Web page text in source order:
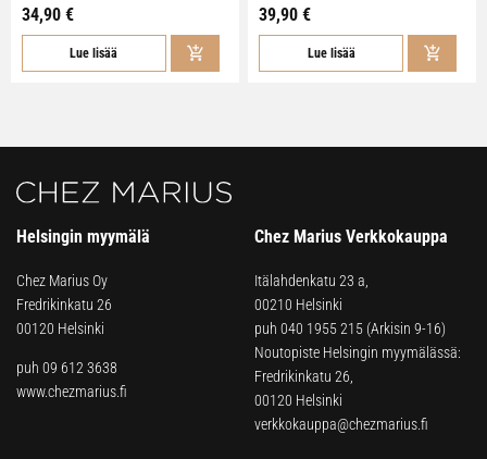
34,90 €
Lue lisää
39,90 €
Lue lisää
Helsingin myymälä
Chez Marius Oy
Fredrikinkatu 26
00120 Helsinki
puh 09 612 3638
www.chezmarius.fi
Chez Marius Verkkokauppa
Itälahdenkatu 23 a,
00210 Helsinki
puh 040 1955 215 (Arkisin 9-16)
Noutopiste Helsingin myymälässä:
Fredrikinkatu 26,
00120 Helsinki
verkkokauppa@chezmarius.fi